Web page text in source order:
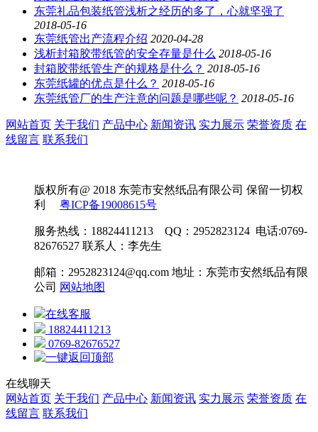
东莞礼品包装纸管浅析之经历的多了，心就坚强了
2018-05-16
东莞纸管出产流程介绍 2020-04-28
浅析封箱胶带纸管的安全存量是什么 2018-05-16
封箱胶带纸管生产的规格是什么？ 2018-05-16
东莞纸罐的优点是什么？ 2018-05-16
东莞纸管厂的生产注意的问题是哪些呢？ 2018-05-16
网站首页 关于我们 产品中心 新闻资讯 实力展示 荣誉资质 在
线留言 联系我们
版权所有@ 2018 东莞市安然纸品有限公司 保留一切权
利 粤ICP备19008615号
服务热线：18824411213 QQ：2952823124 电话:0769-
82676527 联系人：李先生
邮箱：2952823124@qq.com 地址：东莞市安然纸品有限
公司 网站地图
在线客服
18824411213
0769-82676527
在线聊天
网站首页 关于我们 产品中心 新闻资讯 实力展示 荣誉资质 在
线留言 联系我们